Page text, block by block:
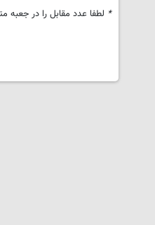
* لطفا عدد مقابل را در جعبه